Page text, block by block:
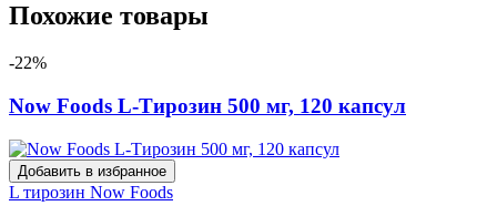
Похожие товары
-22%
Now Foods L-Тирозин 500 мг, 120 капсул
Добавить в избранное
L тирозин Now Foods